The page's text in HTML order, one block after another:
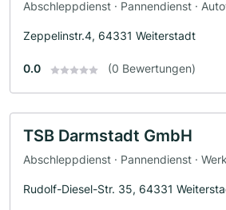
Abschleppdienst · Pannendienst ·
Zeppelinstr.4, 64331 Weiterstadt
0.0 (0 Bewertungen)
TSB Darmstadt GmbH
Abschleppdienst · Pannendienst ·
Rudolf-Diesel-Str. 35, 64331